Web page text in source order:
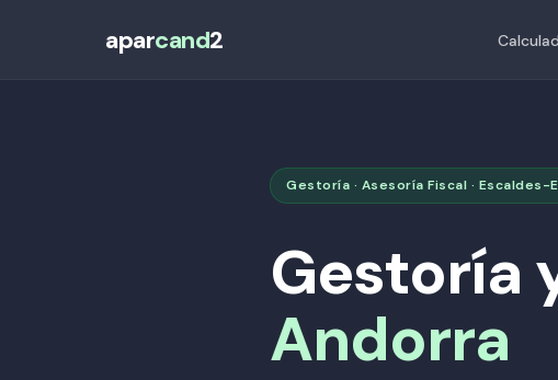
aparcand2
Gestoría · Asesoría Fiscal · Escaldes-
Gestoría
Andorra